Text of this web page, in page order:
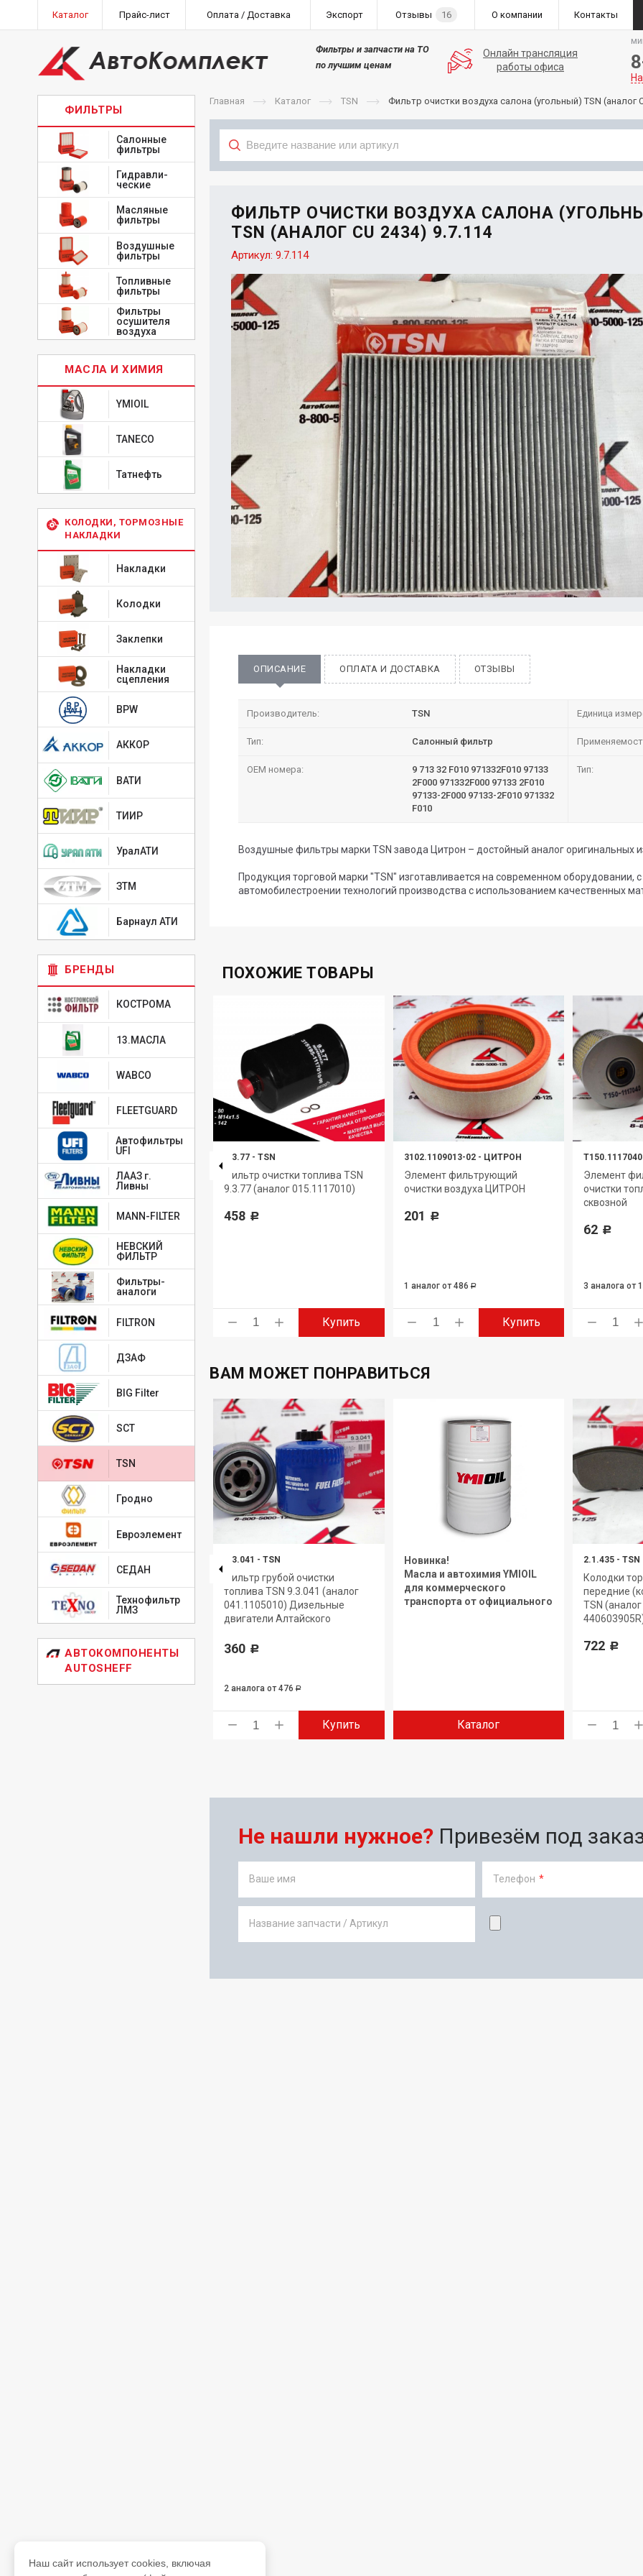
Каталог Прайс-лист Оплата / Доставка Экспорт Отзывы 16 О компании Контакты
Фильтры и запчасти на ТО
по лучшим ценам
Онлайн трансляция
работы офиса
ФИЛЬТРЫ
Салонные
фильтры
Гидравли-
ческие
Масляные
фильтры
Воздушные
фильтры
Топливные
фильтры
Фильтры
осушителя
воздуха
МАСЛА И ХИМИЯ
YMIOIL
TANECO
Татнефть
КОЛОДКИ, ТОРМОЗНЫЕ
НАКЛАДКИ
Накладки
Колодки
Заклепки
Накладки
сцепления
BPW
АККОР
ВАТИ
ТИИР
УралАТИ
ЗТМ
Барнаул АТИ
БРЕНДЫ
КОСТРОМА
13.МАСЛА
WABCO
FLEETGUARD
Автофильтры
UFI
ЛААЗ г.
Ливны
MANN-FILTER
НЕВСКИЙ
ФИЛЬТР
Фильтры-
аналоги
FILTRON
ДЗАФ
BIG Filter
SCT
TSN
Гродно
Евроэлемент
СЕДАН
Технофильтр
ЛМЗ
АВТОКОМПОНЕНТЫ
AUTOSHEFF
Главная Каталог TSN Фильтр очистки воздуха салона (угольный) TSN (аналог
ФИЛЬТР ОЧИСТКИ ВОЗДУХА САЛОНА
TSN (АНАЛОГ CU 2434) 9.7.114
Артикул: 9.7.114
ОПИСАНИЕ ОПЛАТА И ДОСТАВКА ОТЗЫВЫ
Производитель: TSN Единица
Тип: Салонный фильтр
OEM номера:
9 713 32 F010 971332F010 97133
2F000 971332F000 97133 2F010
97133-2F000 97133-2F010 971332
F010
Тип:
Воздушные фильтры марки TSN завода Цитрон – достойный аналог оригинальных
Продукция торговой марки "TSN" изготавливается на современном оборудовании,
автомобилестроении технологий производства с использованием качественных
ПОХОЖИЕ ТОВАРЫ
3.3.1 - TSN
Амортизатор под кабину TSN
863 Р
Купить
9.3.77 - TSN
Фильтр очистки топлива TSN
9.3.77 (аналог 015.1117010)
458 Р
Купить
3102.1109013-02 - ЦИТРОН
Элемент фильтрующий
очистки воздуха ЦИТРОН
201 Р
1 аналог от 486 Р
Купить
Т150.1117040
Элемент
очистки
сквозной
62 Р
3 аналога от
ВАМ МОЖЕТ ПОНРАВИТЬСЯ
Элемент фильтрующий
очистки воздуха (комплект)
ЦИТРОН (аналог C 25710/3, CF
710)
1 638
9.3.041 - TSN
Фильтр грубой очистки
топлива TSN 9.3.041 (аналог
041.1105010) Дизельные
двигатели Алтайского
360 Р
2 аналога от 476 Р
Купить
Новинка!
Масла и автохимия YMIOIL
для коммерческого
транспорта от официального
Каталог
2.1.435 - TSN
Колодки
передние
TSN (аналог
722 Р
Не нашли нужное? Привезём под
Ваше имя Телефон *
Название запчасти / Артикул
Наш сайт использует cookies, включая